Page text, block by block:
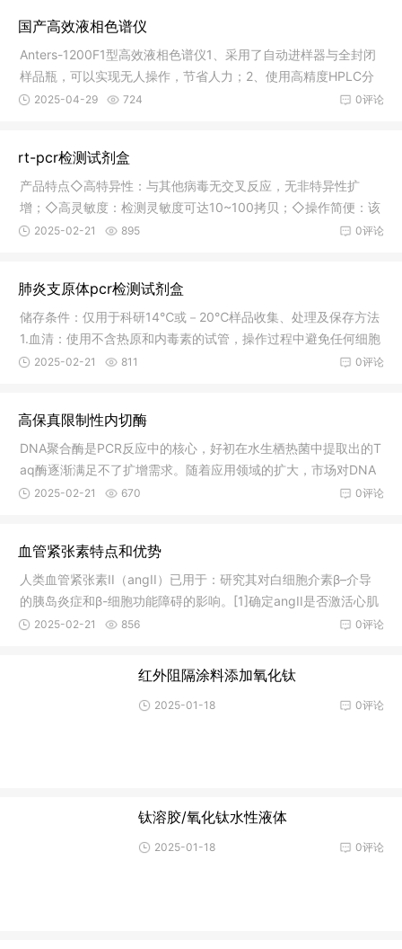
国产高效液相色谱仪
Anters-1200F1型高效液相色谱仪1、采用了自动进样器与全封闭
样品瓶，可以实现无人操作，节省人力；2、使用高精度HPLC分
析色谱泵
0评论
2025-04-29 724
rt-pcr检测试剂盒
产品特点◇高特异性：与其他病毒无交叉反应，无非特异性扩
增；◇高灵敏度：检测灵敏度可达10~100拷贝；◇操作简便：该
系列所有试
0评论
2025-02-21 895
肺炎支原体pcr检测试剂盒
储存条件：仅用于科研14℃或－20℃样品收集、处理及保存方法
1.血清：使用不含热原和内毒素的试管，操作过程中避免任何细胞
刺激，
0评论
2025-02-21 811
高保真限制性内切酶
DNA聚合酶是PCR反应中的核心，好初在水生栖热菌中提取出的T
aq酶逐渐满足不了扩增需求。随着应用领域的扩大，市场对DNA
聚合酶的保
0评论
2025-02-21 670
血管紧张素特点和优势
人类血管紧张素II（angII）已用于：研究其对白细胞介素β–介导
的胰岛炎症和β-细胞功能障碍的影响。[1]确定angII是否激活心肌
中
0评论
2025-02-21 856
红外阻隔涂料添加氧化钛
0评论
2025-01-18
钛溶胶/氧化钛水性液体
0评论
2025-01-18